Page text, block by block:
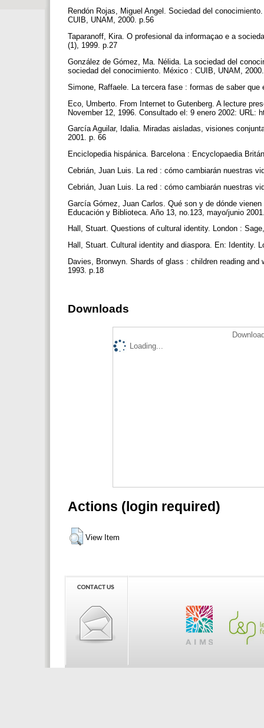
Rendón Rojas, Miguel Angel. Sociedad del
CUIB, UNAM, 2000. p.56
Taparanoff, Kira. O profesional da informaçao e a
(1), 1999. p.27
González de Gómez, Ma. Nélida. La sociedad del
sociedad del conocimiento. México : CUIB, UNAM,
Simone, Raffaele. La tercera fase : formas de saber
Eco, Umberto. From Internet to Gutenberg. A lecture
November 12, 1996. Consultado el: 9 enero 2002:
García Aguilar, Idalia. Miradas aisladas, visiones
2001. p. 66
Enciclopedia hispánica. Barcelona : Encyclopaedia
Cebrián, Juan Luis. La red : cómo cambiarán nuestras
Cebrián, Juan Luis. La red : cómo cambiarán nuestras
García Gómez, Juan Carlos. Qué son y de dónde
Educación y Biblioteca. Año 13, no.123, mayo/junio
Hall, Stuart. Questions of cultural identity. London :
Hall, Stuart. Cultural identity and diaspora. En: Identity.
Davies, Bronwyn. Shards of glass : children reading
1993. p.18
Downloads
Loading...
Actions (login required)
View Item